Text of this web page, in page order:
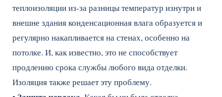
теплоизоляции из-за разницы температур изнутри и
внешне здания конденсационная влага образуется и
регулярно накапливается на стенах, особенно на
потолке. И, как известно, это не способствует
продлению срока службы любого вида отделки.
Изоляция также решает эту проблему.